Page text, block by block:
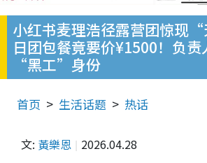
小红书麦理浩径露营团惊现
日团包餐竟要价¥1500！负
“黑工”身份
首页 生活话题 热话
文: 黃樂恩 2026.04.28